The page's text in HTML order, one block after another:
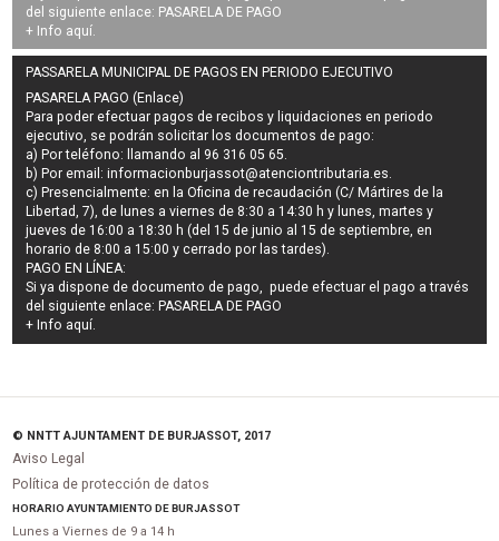
del siguiente enlace: PASARELA DE PAGO
+ Info aquí.
PASSARELA MUNICIPAL DE PAGOS EN PERIODO EJECUTIVO
PASARELA PAGO (Enlace)
Para poder efectuar pagos derecibos y liquidaciones en periodo
ejecutivo, se podrán solicitar los documentos de pago:
a) Por teléfono: llamando al 96 316 05 65.
b) Por email:informacionburjassot@atenciontributaria.es.
c) Presencialmente: en la Oficina de recaudación (C/ Mártires de la
Libertad, 7), de lunes a viernes de 8:30 a 14:30 h y lunes, martes y
jueves de 16:00 a 18:30 h (del 15 de junio al 15 de septiembre, en
horario de 8:00 a 15:00 y cerrado por las tardes).
PAGO EN LÍNEA:
Si ya dispone de documento de pago, puede efectuar el pago a través
del siguiente enlace: PASARELA DE PAGO
+ Info aquí.
© NNTT AJUNTAMENT DE BURJASSOT, 2017
Aviso Legal
Política de protección de datos
HORARIO AYUNTAMIENTO DE BURJASSOT
Lunes a Viernes de 9 a 14 h